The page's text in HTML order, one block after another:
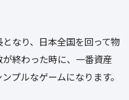
なり、日本全国を回って物
終わった時に、一番資産
プルなゲームになります。